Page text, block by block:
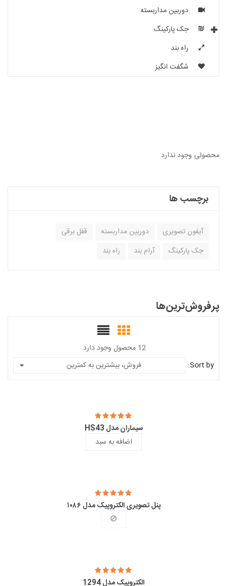
دوربین مداربسته
جک پارکینگ
راه بند
شگفت انگیز
محصولی وجود ندارد
برچسب ها
آیفون تصویری دوربین مداربسته
قفل برقی
جک پارکینگ
آرام بند راه بند
پرفروش‌ترین‌ها
12 محصول وجود دارد.
Sort by:
فروش، بیشترین به کمترین
سیماران مدل HS43
اضافه به سبد
پنل تصویری الکتروپیک مدل ۱۰۸۶
الکتروپیک مدل 1294